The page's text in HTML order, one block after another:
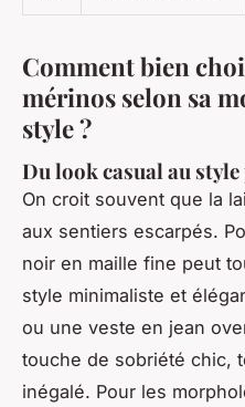
Comment bien
mérinos selon sa
style ?
Du look casual au
On croit souvent que la
aux sentiers escarpés.
noir en maille fine peut
style minimaliste et
ou une veste en jean
touche de sobriété chic,
inégalé. Pour les